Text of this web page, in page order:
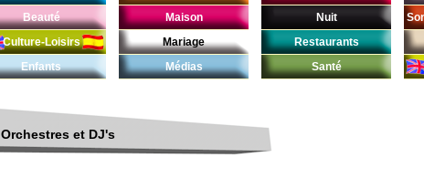
Beauté
Culture-Loisirs
Enfants
Maison
Mariage
Médias
Nuit
Restaurants
Santé
Orchestres et DJ's